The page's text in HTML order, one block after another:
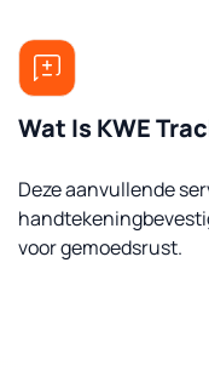
Wat Is KWE
Deze aanvullende
voor gemoedsrust.